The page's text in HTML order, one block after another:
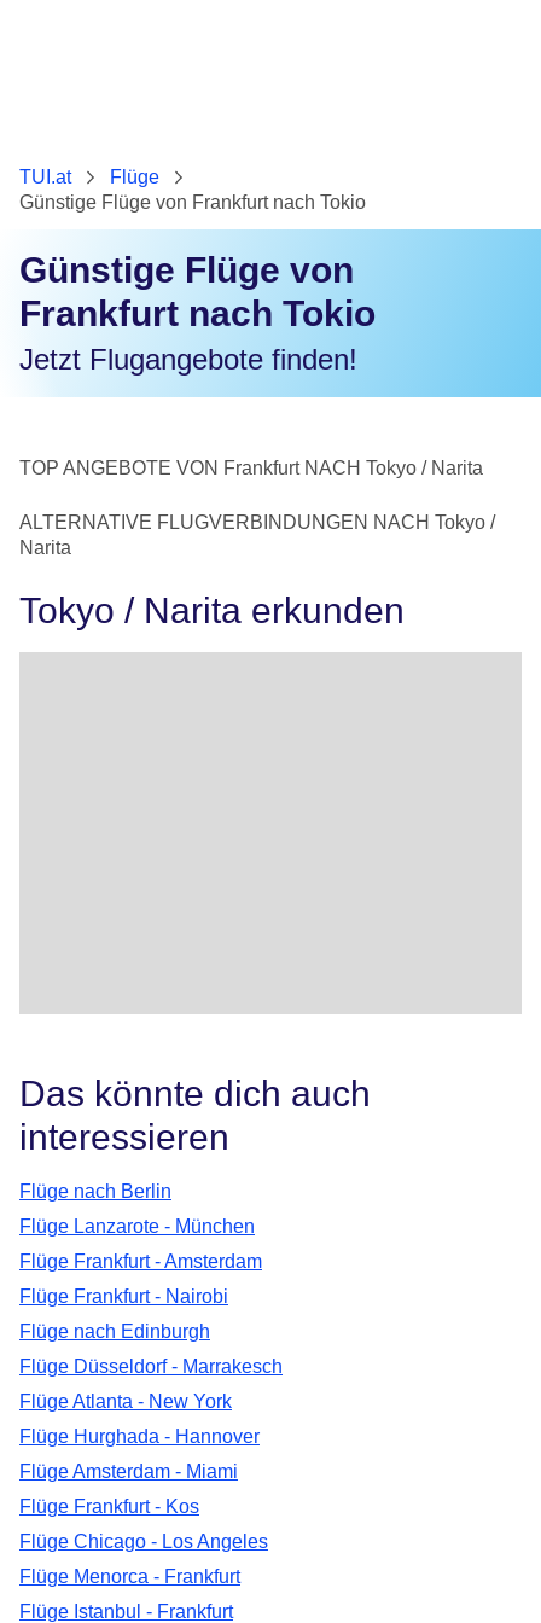
TUI.at
Flüge
Günstige Flüge von Frankfurt nach Tokio
Günstige Flüge von
Frankfurt nach Tokio
Jetzt Flugangebote finden!
TOP ANGEBOTE VON Frankfurt NACH Tokyo / Narita
ALTERNATIVE FLUGVERBINDUNGEN NACH Tokyo /
Narita
Tokyo / Narita erkunden
Das könnte dich auch
interessieren
Flüge nach Berlin
Flüge Lanzarote - München
Flüge Frankfurt - Amsterdam
Flüge Frankfurt - Nairobi
Flüge nach Edinburgh
Flüge Düsseldorf - Marrakesch
Flüge Atlanta - New York
Flüge Hurghada - Hannover
Flüge Amsterdam - Miami
Flüge Frankfurt - Kos
Flüge Chicago - Los Angeles
Flüge Menorca - Frankfurt
Flüge Istanbul - Frankfurt